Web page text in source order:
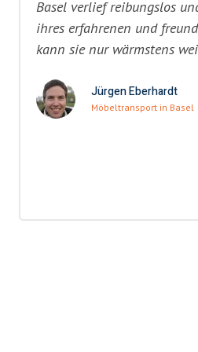
Basel verlief reibungslos
ihres erfahrenen und
kann sie nur wärmstens
Jürgen Eberhardt
Möbeltransport in Basel